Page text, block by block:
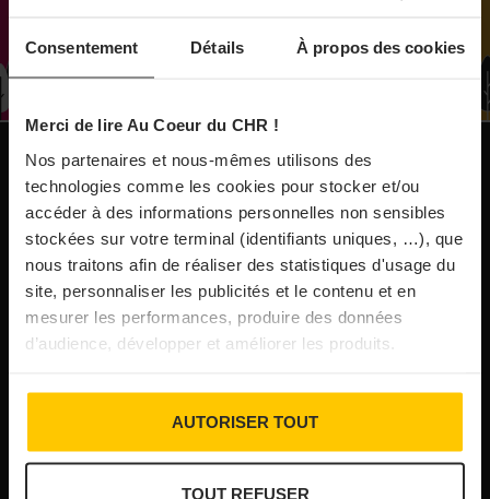
Consentement Détails À propos des cookies
Merci de lire Au Coeur du CHR !
Nos partenaires et nous-mêmes utilisons des
technologies comme les cookies pour stocker et/ou
accéder à des informations personnelles non sensibles
stockées sur votre terminal (identifiants uniques, …), que
nous traitons afin de réaliser des statistiques d'usage du
site, personnaliser les publicités et le contenu et en
mesurer les performances, produire des données
d’audience, développer et améliorer les produits.
AUTORISER TOUT
TOUT REFUSER
maison de collectionneur
31/07/2026
Vins fins : la Chine affiche ses ambitions
31/07/2026
Brasserie Dupont : la bière saison, mais pas
que…
Incendies : l’aide d’urgence rehaussée à 8 000 €
pour les indépendants, l’autoroute A63 réouverte
NOS PUBLICATIONS